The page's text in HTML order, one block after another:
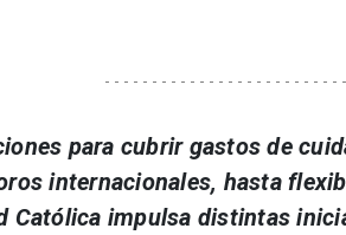
para cubrir gastos de
internacionales, hasta
Católica impulsa distintas